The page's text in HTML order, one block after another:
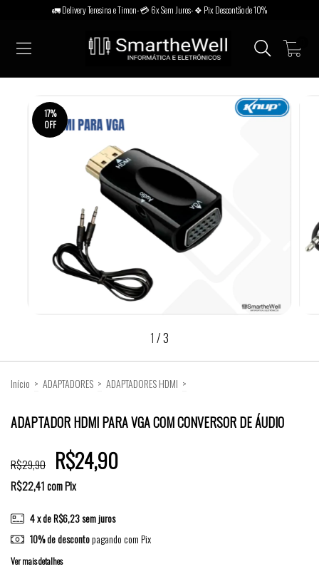
🚛 Delivery Teresina e Timon- 💳 6x Sem Juros- ❖ Pix Descontão de 10%
17%
OFF
1 /3
Início > ADAPTADORES > ADAPTADORES HDMI >
ADAPTADOR HDMI PARA VGA COM CONVERSOR DE ÁUDIO
R$29,90 R$24,90
R$22,41comPix
4x deR$6,23sem juros
10% de descontopagando com Pix
Ver mais detalhes